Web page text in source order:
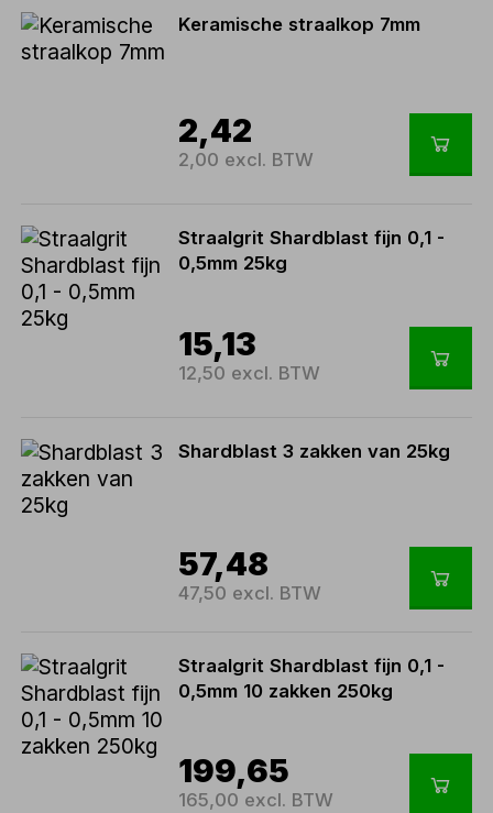
Keramische straalkop 7mm
2,42
2,00 excl. BTW
Straalgrit Shardblast fijn 0,1 -
0,5mm 25kg
15,13
12,50 excl. BTW
Shardblast 3 zakken van 25kg
57,48
47,50 excl. BTW
Straalgrit Shardblast fijn 0,1 -
0,5mm 10 zakken 250kg
199,65
165,00 excl. BTW